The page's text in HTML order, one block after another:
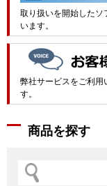
取り扱いを開始したソ
います。
弊社サービスをご利用
す。
商品を探す